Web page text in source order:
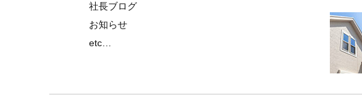
社長ブログ
お知らせ
etc…